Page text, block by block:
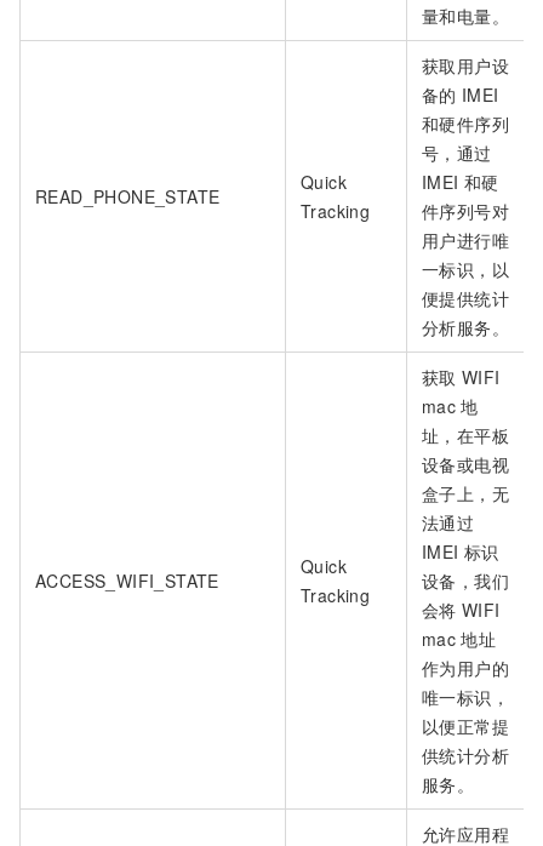
量和电量。
READ_PHONE_STATE
Quick
Tracking
获取用户设
备的 IMEI
和硬件序列
号，通过
IMEI 和硬
件序列号对
用户进行唯
一标识，以
便提供统计
分析服务。
ACCESS_WIFI_STATE
Quick
Tracking
获取 WIFI
mac 地
址，在平板
设备或电视
盒子上，无
法通过
IMEI 标识
设备，我们
会将 WIFI
mac 地址
作为用户的
唯一标识，
以便正常提
供统计分析
服务。
允许应用程